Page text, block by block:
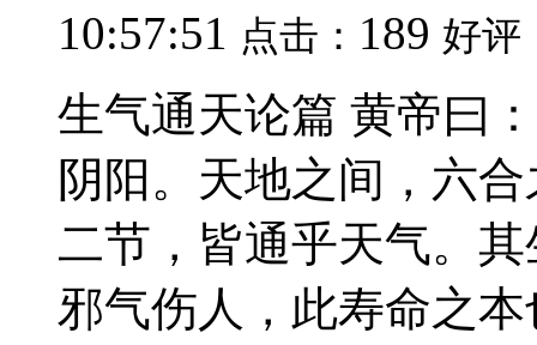
10:57:51 点击： 189 好评
生气通天论篇 黄帝曰
阴阳。天地之间，六
二节，皆通乎天气。
邪气伤人，此寿命之